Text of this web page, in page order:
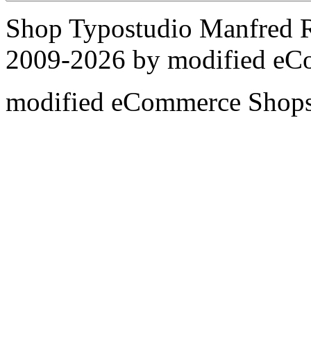
Shop Typostudio Manfred
2009-2026 by modified
modified eCommerce